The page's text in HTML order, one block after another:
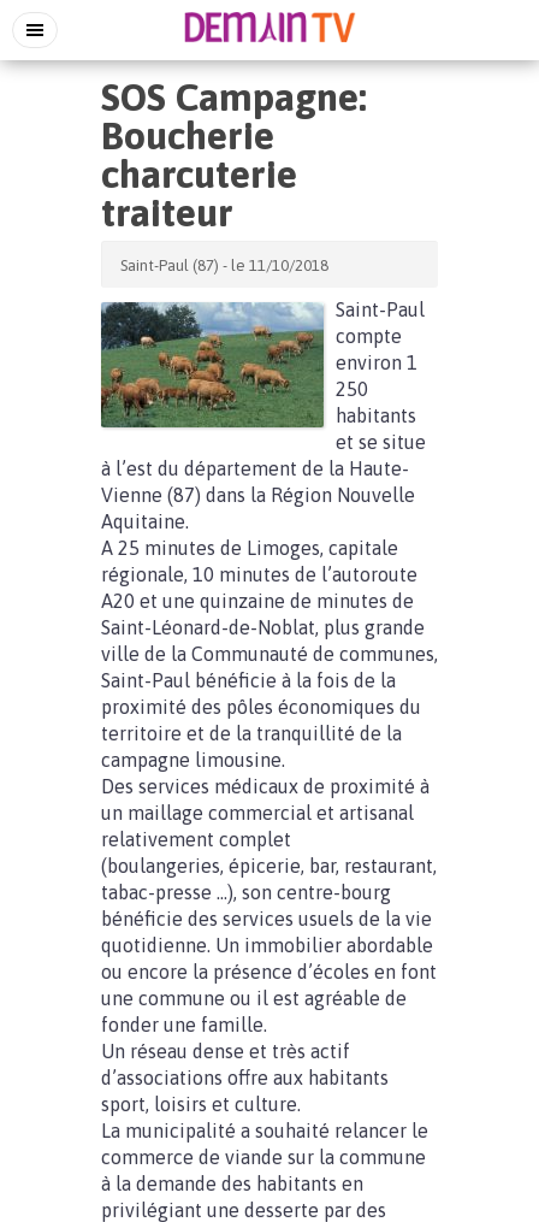
SOS Campagne:
Boucherie
charcuterie
traiteur
Saint-Paul (87) - le 11/10/2018
Saint-Paul
compte
environ 1
250
habitants
et se situe
à l’est du département de la Haute-
Vienne (87) dans la Région Nouvelle
Aquitaine.
A 25 minutes de Limoges, capitale
régionale, 10 minutes de l’autoroute
A20 et une quinzaine de minutes de
Saint-Léonard-de-Noblat, plus grande
ville de la Communauté de communes,
Saint-Paul bénéficie à la fois de la
proximité des pôles économiques du
territoire et de la tranquillité de la
campagne limousine.
Des services médicaux de proximité à
un maillage commercial et artisanal
relativement complet
(boulangeries, épicerie, bar, restaurant,
tabac-presse …), son centre-bourg
bénéficie des services usuels de la vie
quotidienne. Un immobilier abordable
ou encore la présence d’écoles en font
une commune ou il est agréable de
fonder une famille.
Un réseau dense et très actif
d’associations offre aux habitants
sport, loisirs et culture.
La municipalité a souhaité relancer le
commerce de viande sur la commune
à la demande des habitants en
privilégiant une desserte par des